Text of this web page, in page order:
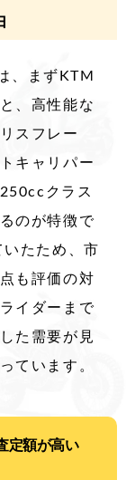
、まずKTM
、高性能な
スフレー
キャリパー
クラス
のが特徴で
たため、市
も評価の対
イダーまで
た需要が見
ています。
定額が高い